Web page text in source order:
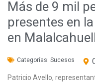
Más de 9 mil
presentes en
en
Categorías: Sucesos
Patricio Avello,